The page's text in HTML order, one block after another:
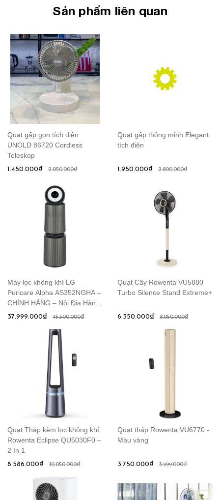
Sản phẩm liên quan
Quạt gấp gọn tích điện
UNOLD 86720 Cordless
Teleskop
1.450.000₫ 2.050.000₫
Quạt gấp thông minh Elegant
tích điện
1.950.000₫ 2.800.000₫
Máy lọc không khí LG
Puricare Alpha AS352NGHA –
CHÍNH HÃNG – Nội Địa Hàn
Quốc
37.999.000₫ 45.500.000₫
Quạt Cây Rowenta VU5880
Turbo Silence Stand Extreme+
6.350.000₫ 8.050.000₫
Quạt Tháp kèm lọc không khí
Rowenta Eclipse QU5030F0 –
2 In 1
8.586.000₫ 10.050.000₫
Quạt tháp Rowenta VU6770 -
Màu vàng
3.750.000₫ 3.999.000₫